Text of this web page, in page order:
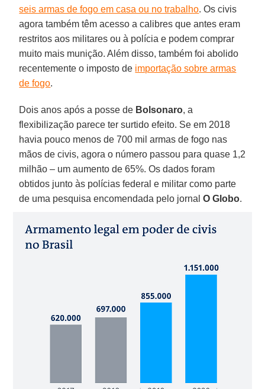
seis armas de fogo em casa ou no trabalho. Os civis
agora também têm acesso a calibres que antes eram
restritos aos militares ou à polícia e podem comprar
muito mais munição. Além disso, também foi abolido
recentemente o imposto de importação sobre armas
de fogo.
Dois anos após a posse de Bolsonaro, a
flexibilização parece ter surtido efeito. Se em 2018
havia pouco menos de 700 mil armas de fogo nas
mãos de civis, agora o número passou para quase 1,2
milhão – um aumento de 65%. Os dados foram
obtidos junto às polícias federal e militar como parte
de uma pesquisa encomendada pelo jornal O Globo.